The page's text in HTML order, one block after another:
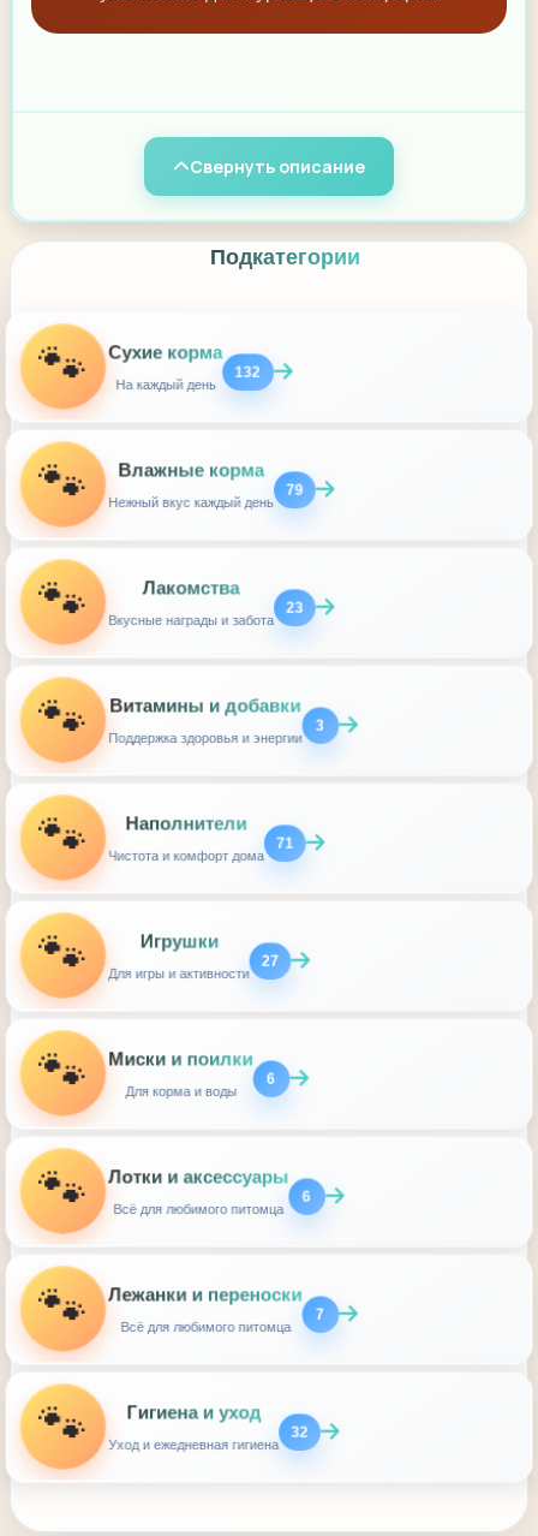
Свернуть описание
Подкатегории
🐾 Сухие корма
На каждый день
132
🐾 Влажные корма
Нежный вкус каждый день
79
🐾 Лакомства
Вкусные награды и забота
23
🐾 Витамины и добавки
Поддержка здоровья и энергии
3
🐾 Наполнители
Чистота и комфорт дома
71
🐾 Игрушки
Для игры и активности
27
🐾 Миски и поилки
Для корма и воды
6
🐾 Лотки и аксессуары
Всё для любимого питомца
6
🐾 Лежанки и переноски
Всё для любимого питомца
7
🐾 Гигиена и уход
Уход и ежедневная гигиена
32